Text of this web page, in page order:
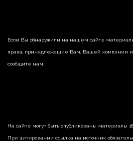
Если Вы обнаружили на нашем сайте
права, принадлежащие Вам, Вашей компании
сообщите нам.
На сайте могут быть опубликованы материалы
При цитировании ссылка на источник